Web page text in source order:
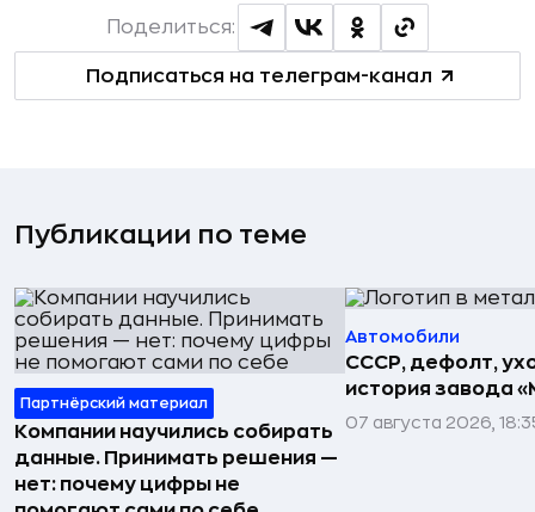
Подписаться на телеграм-канал
Поделиться:
Публикации по теме
Партнёрский материал
Компании научились собирать
данные. Принимать решения —
нет: почему цифры не
Автомобили
СССР, дефолт,
история завода
07 августа 2026,